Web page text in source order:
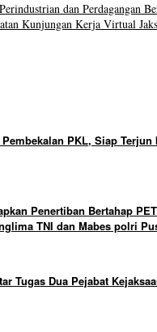
dan Perdagangan
Kunjungan Kerja Virtual
PKL, Siap Terjun
Penertiban Bertahap
TNI dan Mabes polri
Tugas Dua Pejabat